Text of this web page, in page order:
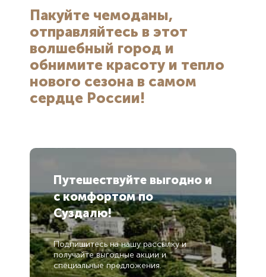
Отправляя
форму Вы
с
пользовательским
соглашением
Отправляя
форму Вы
с
пользовательским
соглашением
Закрыть
Пакуйте чемоданы,
отправляйтесь в этот
волшебный город и
обнимите красоту и тепло
нового сезона в самом
сердце России!
Путешествуйте выгодно и
с комфортомпо
Суздалю!
Подпишитесь на нашу рассылку и
получайте выгодные акции и
специальные предложения.